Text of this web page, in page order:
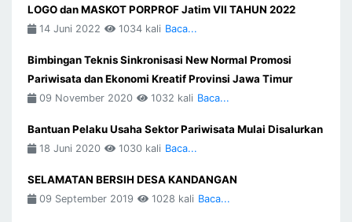
LOGO dan MASKOT PORPROF Jatim VII TAHUN 2022
14 Juni 2022 1034 kali Baca...
Bimbingan Teknis Sinkronisasi New Normal Promosi
Pariwisata dan Ekonomi Kreatif Provinsi Jawa Timur
09 November 2020 1032 kali Baca...
Bantuan Pelaku Usaha Sektor Pariwisata Mulai Disalurkan
18 Juni 2020 1030 kali Baca...
SELAMATAN BERSIH DESA KANDANGAN
09 September 2019 1028 kali Baca...